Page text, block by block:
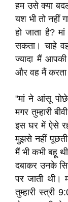
हम उसे क्या
यश भी तो नहीं
हो जाता है?
सकता। चाहे
ज्यादा मैं
और वह मैं
"मां ने आंसू पोछे
मगर तुम्हारी
इस घर में ऐसे
मुझसे नहीं पूछती
मैं भी कभी बहू
दबाकर उनके
पर जाती थी।
तुम्हारी स्त्री